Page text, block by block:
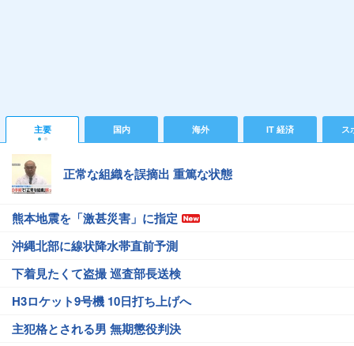
主要 国内 海外 IT 経済 ス
正常な組織を誤摘出 重篤な状態
熊本地震を「激甚災害」に指定
沖縄北部に線状降水帯直前予測
下着見たくて盗撮 巡査部長送検
H3ロケット9号機 10日打ち上げへ
主犯格とされる男 無期懲役判決